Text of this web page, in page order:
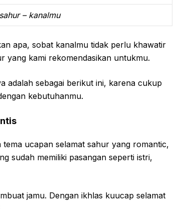
– kanalmu
apa, sobat kanalmu tidak perlu khawatir
yang kami rekomendasikan untukmu.
adalah sebagai berikut ini, karena cukup
kebutuhanmu.
ucapan selamat sahur yang romantic,
sudah memiliki pasangan seperti istri,
jamu. Dengan ikhlas kuucap selamat